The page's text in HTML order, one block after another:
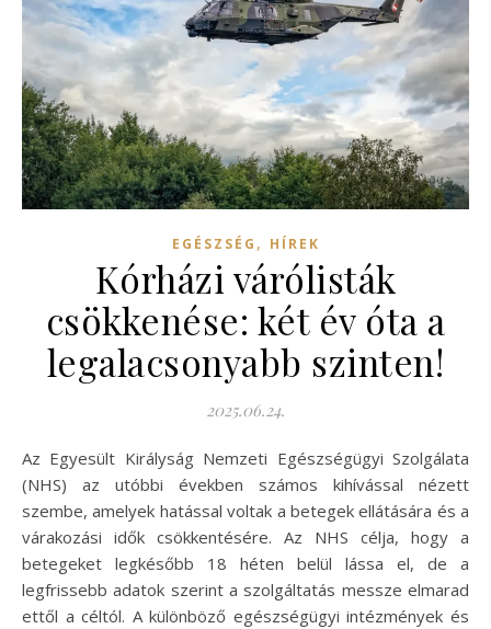
EGÉSZSÉG , HÍREK
Kórházi várólisták
csökkenése: két év óta a
legalacsonyabb szinten!
2025.06.24.
Az Egyesült Királyság Nemzeti Egészségügyi Szolgálata
(NHS) az utóbbi években számos kihívással nézett
szembe, amelyek hatással voltak a betegek ellátására és a
várakozási idők csökkentésére. Az NHS célja, hogy a
betegeket legkésőbb 18 héten belül lássa el, de a
legfrissebb adatok szerint a szolgáltatás messze elmarad
ettől a céltól. A különböző egészségügyi intézmények és